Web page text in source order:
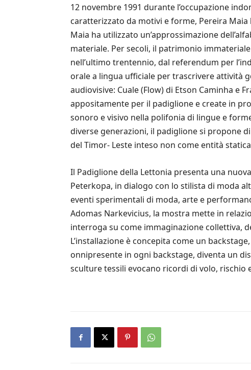
12 novembre 1991 durante l’occupazione
caratterizzato da motivi e forme, Pereira
Maia ha utilizzato un’approssimazione
materiale. Per secoli, il patrimonio
nell’ultimo trentennio, dal referendum per
orale a lingua ufficiale per trascrivere attività
audiovisive: Cuale (Flow) di Etson Caminha e
appositamente per il padiglione e create in
sonoro e visivo nella polifonia di lingue e
diverse generazioni, il padiglione si propone
del Timor- Leste inteso non come entità
Il Padiglione della Lettonia presenta una
Peterkopa, in dialogo con lo stilista di moda
eventi sperimentali di moda, arte e
Adomas Narkevicius, la mostra mette in
interroga su come immaginazione collettiva,
L’installazione è concepita come un
onnipresente in ogni backstage, diventa un
sculture tessili evocano ricordi di volo, rischio